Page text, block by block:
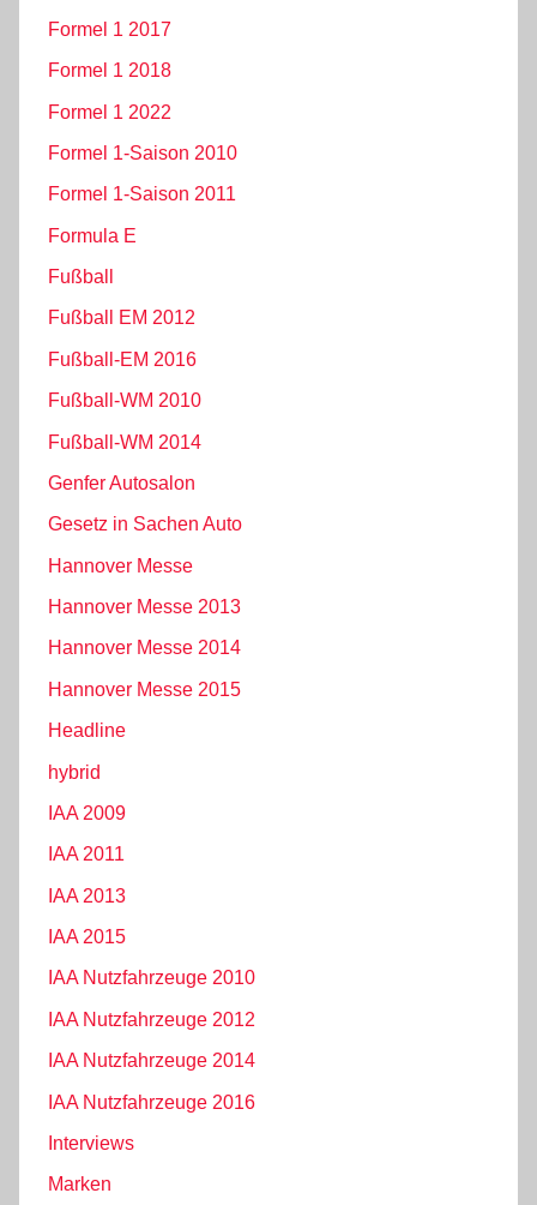
Formel 1 2017
Formel 1 2018
Formel 1 2022
Formel 1-Saison 2010
Formel 1-Saison 2011
Formula E
Fußball
Fußball EM 2012
Fußball-EM 2016
Fußball-WM 2010
Fußball-WM 2014
Genfer Autosalon
Gesetz in Sachen Auto
Hannover Messe
Hannover Messe 2013
Hannover Messe 2014
Hannover Messe 2015
Headline
hybrid
IAA 2009
IAA 2011
IAA 2013
IAA 2015
IAA Nutzfahrzeuge 2010
IAA Nutzfahrzeuge 2012
IAA Nutzfahrzeuge 2014
IAA Nutzfahrzeuge 2016
Interviews
Marken